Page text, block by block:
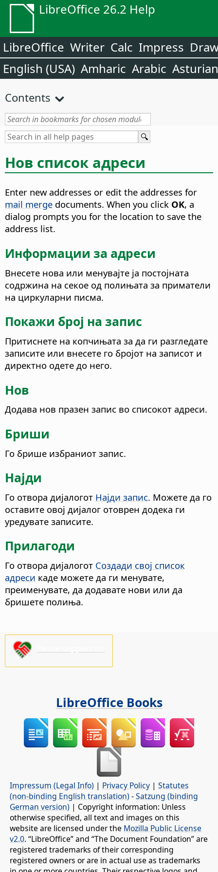
LibreOffice 26.2 Help
LibreOffice Writer Calc Impress
English (USA) Amharic Arabic Asturian
Contents
Нов список адреси
Enter new addresses or edit the addresses for
mail merge documents. When you click OK, a
dialog prompts you for the location to save the
address list.
Информации за адреси
Внесете нова или менувајте ја постојната
содржина на секое од полињата за приматели
на циркуларни писма.
Покажи број на запис
Притиснете на копчињата за да ги разгледате
записите или внесете го бројот на записот и
директно одете до него.
Нов
Додава нов празен запис во списокот адреси.
Бриши
Го брише избраниот запис.
Најди
Го отвора дијалогот Најди запис. Можете да го
оставите овој дијалог отоврен додека ги
уредувате записите.
Прилагоди
Го отвора дијалогот Создади свој список
адреси каде можете да ги менувате,
преименувате, да додавате нови или да
бришете полиња.
LibreOffice Books
Impressum (Legal Info) | Privacy Policy | Statutes
(non-binding English translation) -Satzung (binding
German version) | Copyright information: Unless
otherwise specified, all text and images on this
website are licensed under the Mozilla Public License
v2.0. “LibreOffice” and “The Document Foundation” are
registered trademarks of their corresponding
registered owners or are in actual use as trademarks